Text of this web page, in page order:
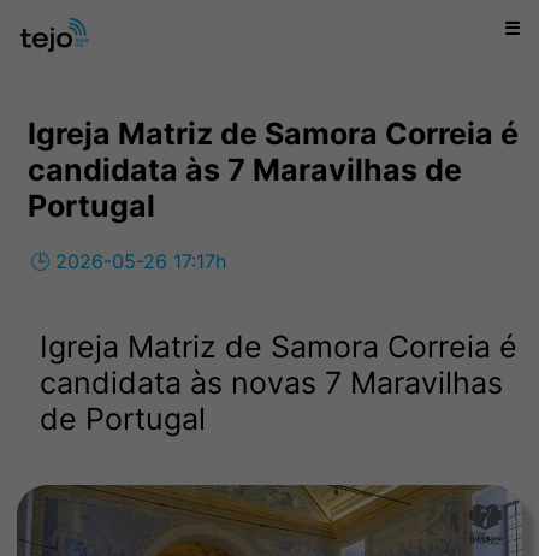
☰
Igreja Matriz de Samora Correia é
candidata às 7 Maravilhas de
Portugal
🕒 2026-05-26 17:17h
Igreja Matriz de Samora Correia é
candidata às novas 7 Maravilhas
de Portugal